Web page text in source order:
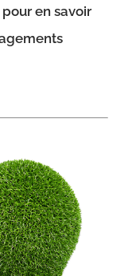
en savoir